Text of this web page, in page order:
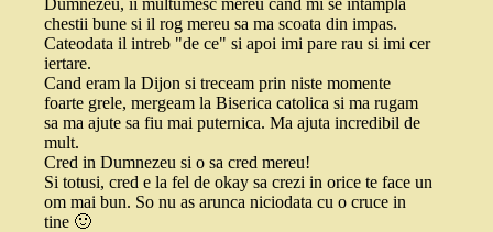
Dumnezeu, ii multumesc mereu cand mi se intampla
chestii bune si il rog mereu sa ma scoata din impas.
Cateodata il intreb "de ce" si apoi imi pare rau si imi cer
iertare.
Cand eram la Dijon si treceam prin niste momente
foarte grele, mergeam la Biserica catolica si ma rugam
sa ma ajute sa fiu mai puternica. Ma ajuta incredibil de
mult.
Cred in Dumnezeu si o sa cred mereu!
Si totusi, cred e la fel de okay sa crezi in orice te face un
om mai bun. So nu as arunca niciodata cu o cruce in
tine 🙂